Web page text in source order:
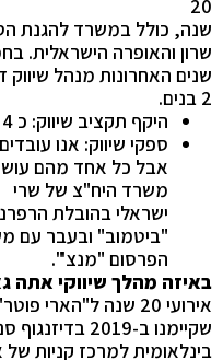
20
שנה, כולל במשרד להגנת
שרון והאופרה הישראלית.
שנים האחרונות מנהל שיווק
2 בנים.
היקף תקציב שיווק: כ 4 מיליון ₪
ספקי שיווק: אנו
אבל כל אחד מהם
משרד היח"צ של שרי
ישראלי בהובלת
"ביטמוב" ובעבר עם
הפרסום "מנצ'".
באיזה מהלך שיווקי אתה
אירועי 20 שנה ל"הארי פוטר"
שקיימנו ב-2019
בינלאומית למרכז קניות